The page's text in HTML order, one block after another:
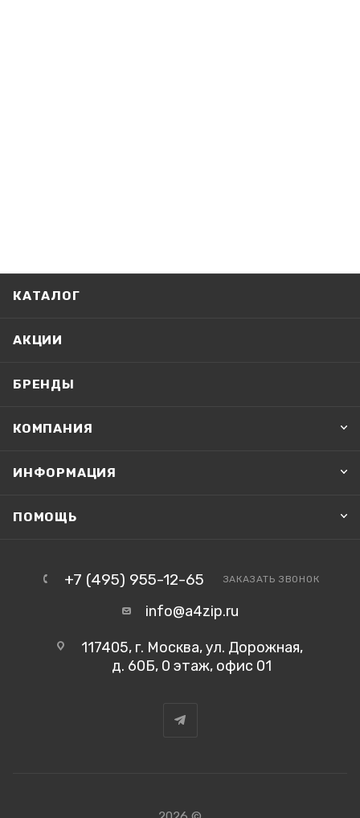
КАТАЛОГ
АКЦИИ
БРЕНДЫ
КОМПАНИЯ
ИНФОРМАЦИЯ
ПОМОЩЬ
+7 (495) 955-12-65 ЗАКАЗАТЬ ЗВОНОК
info@a4zip.ru
117405, г. Москва, ул. Дорожная,
д. 60Б, 0 этаж, офис 01